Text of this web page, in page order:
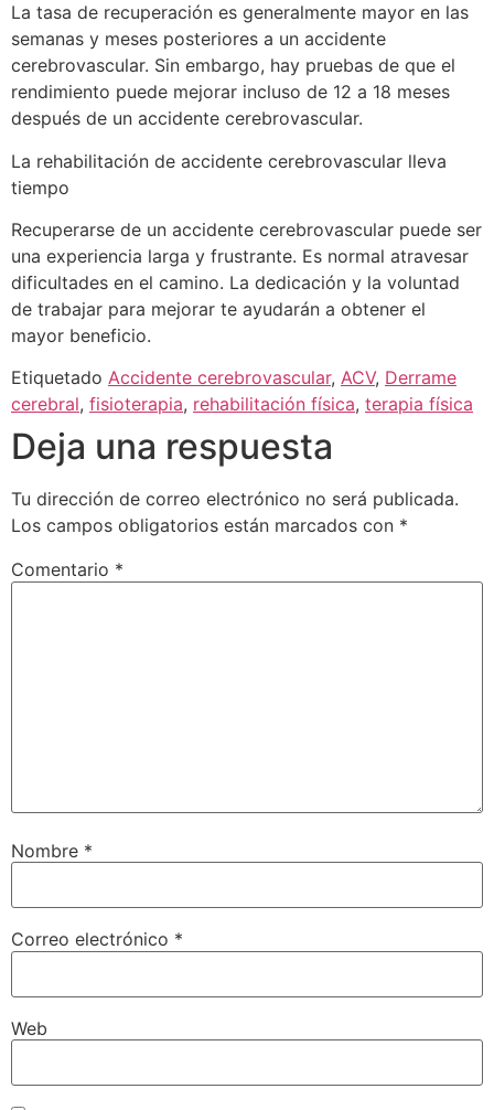
La tasa de recuperación es generalmente mayor en las
semanas y meses posteriores a un accidente
cerebrovascular. Sin embargo, hay pruebas de que el
rendimiento puede mejorar incluso de 12 a 18 meses
después de un accidente cerebrovascular.
La rehabilitación de accidente cerebrovascular lleva
tiempo
Recuperarse de un accidente cerebrovascular puede ser
una experiencia larga y frustrante. Es normal atravesar
dificultades en el camino. La dedicación y la voluntad
de trabajar para mejorar te ayudarán a obtener el
mayor beneficio.
Etiquetado Accidente cerebrovascular, ACV, Derrame
cerebral, fisioterapia, rehabilitación física, terapia física
Deja una respuesta
Tu dirección de correo electrónico no será publicada.
Los campos obligatorios están marcados con *
Comentario *
Nombre *
Correo electrónico *
Web